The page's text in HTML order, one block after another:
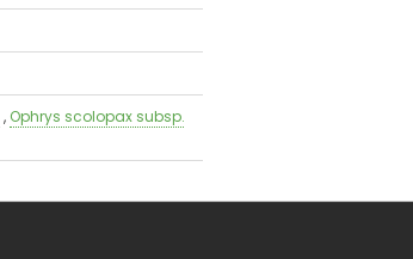
, Ophrys scolopax subsp.